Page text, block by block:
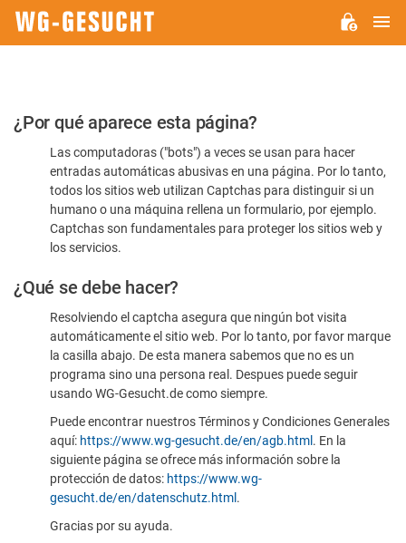
Por
favor,
confirme
humano
¿Por qué aparece esta página?
Las computadoras ("bots") a veces se usan para hacer
entradas automáticas abusivas en una página. Por lo tanto,
todos los sitios web utilizan Captchas para distinguir si un
humano o una máquina rellena un formulario, por ejemplo.
Captchas son fundamentales para proteger los sitios web y
los servicios.
¿Qué se debe hacer?
Resolviendo el captcha asegura que ningún bot visita
automáticamente el sitio web. Por lo tanto, por favor marque
la casilla abajo. De esta manera sabemos que no es un
programa sino una persona real. Despues puede seguir
usando WG-Gesucht.de como siempre.
Puede encontrar nuestros Términos y Condiciones Generales
aquí: https://www.wg-gesucht.de/en/agb.html . En la
siguiente página se ofrece más información sobre la
protección de datos: https://www.wg-
gesucht.de/en/datenschutz.html .
Gracias por su ayuda.